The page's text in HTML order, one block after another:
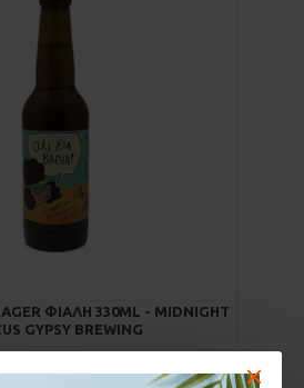
ΦΙΆΛΗ 330ML - MIDNIGHT
GYPSY BREWING